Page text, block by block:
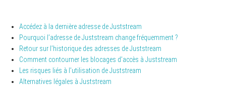
Accédez à la dernière adresse de Juststream
Pourquoi l’adresse de Juststream change fréquemment ?
Retour sur l’historique des adresses de Juststream
Comment contourner les blocages d’accès à Juststream
Les risques liés à l’utilisation de Juststream
Alternatives légales à Juststream